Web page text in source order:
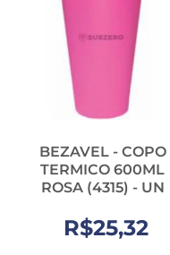
BEZAVEL - COPO
TERMICO 600ML
ROSA (4315) - UN
R$25,32